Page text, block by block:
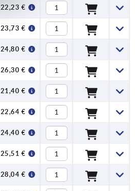
22,23 €
23,73 €
24,80 €
26,30 €
21,40 €
22,64 €
24,40 €
25,51 €
28,04 €